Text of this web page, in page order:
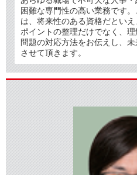
困難な専門性の高い業務です
は、将来性のある資格だとい
ポイントの整理だけでなく、
問題の対応方法をお伝えし、
させて頂きます。